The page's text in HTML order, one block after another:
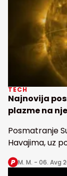
TECH
Najnovija
plazme na
Posmatranje
Havajima, uz
"Inouye"
M. M. - 06. Avg